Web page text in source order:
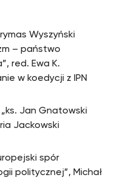
Wyszyński
– państwo
red. Ewa K.
w koedycji z IPN
Jan Gnatowski
Jackowski
spór
politycznej”, Michał